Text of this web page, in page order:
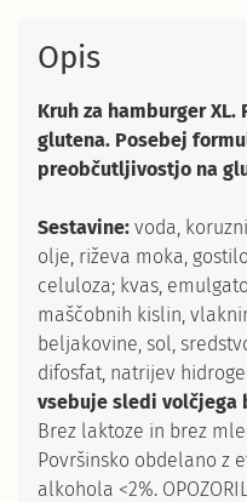
Opis
Kruh za hamburger
glutena. Posebej
preobčutljivostjo na
Sestavine: voda,
olje, riževa moka,
celuloza; kvas,
maščobnih kislin,
beljakovine, sol,
difosfat, natrijev
vsebuje sledi volčjega
Brez laktoze in brez
Površinsko obdelano z
alkohola <2%.